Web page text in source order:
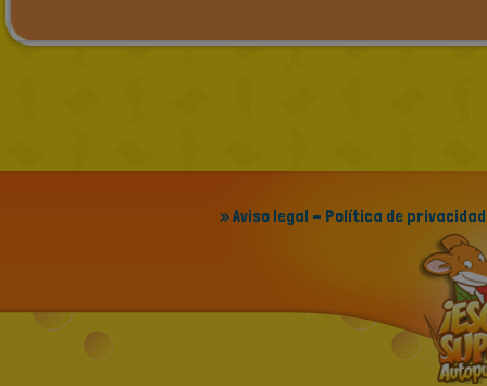
» Aviso legal - Política de privacidad